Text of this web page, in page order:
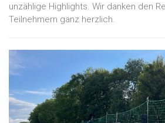
unzählige Highlights. Wir danken den
Teilnehmern ganz herzlich.